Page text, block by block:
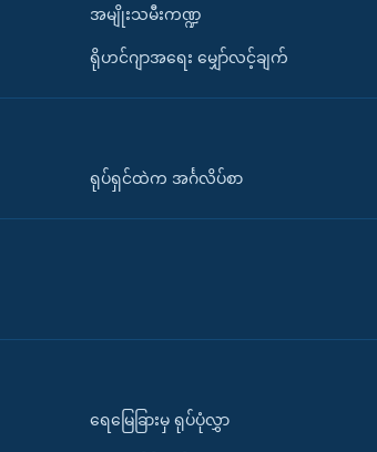
အမျိုးသမီးကဏ္ဍ
ရိုဟင်ဂျာအရေး မျှော်လင့်ချက်
ရုပ်ရှင်ထဲက အင်္ဂလိပ်စာ
ရေမြေခြားမှ ရုပ်ပုံလွှာ